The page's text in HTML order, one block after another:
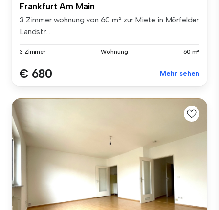
Frankfurt Am Main
3 Zimmer wohnung von 60 m² zur Miete in Mörfelder
Landstr...
3 Zimmer Wohnung 60 m²
€ 680 Mehr sehen